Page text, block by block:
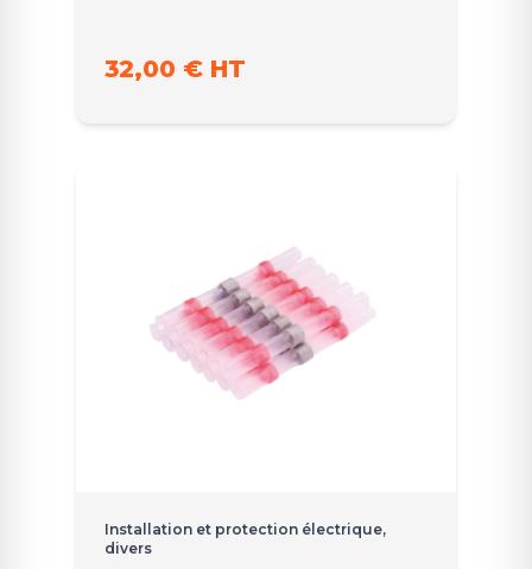
32,00 € HT
Installation et protection électrique,
divers